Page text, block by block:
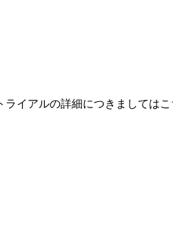
イアルの詳細につきましてはこ